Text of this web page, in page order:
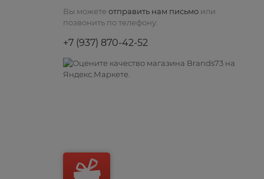
Вы можете отправить нам письмо или
позвонить по телефону:
+7 (937) 870-42-52